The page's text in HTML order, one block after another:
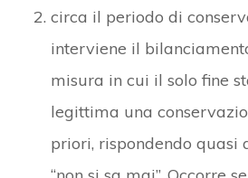
circa il periodo di
interviene il
misura in cui il solo fine
legittima una
priori, rispondendo quasi